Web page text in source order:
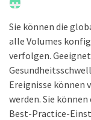
Sie können die
alle Volumes
verfolgen.
Ereignisse können
werden. Sie
Best-Practice-